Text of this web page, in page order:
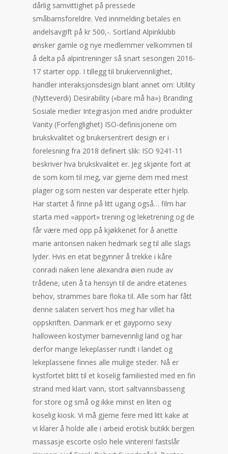
dårlig samvittighet på pressede
småbarnsforeldre. Ved innmelding betales en
andelsavgift på kr 500,-. Sortland Alpinklubb
ønsker gamle og nye medlemmer velkommen til
å delta på alpintreninger så snart sesongen 2016-
17 starter opp. I tillegg til brukervennlighet,
handler interaksjonsdesign blant annet om: Utility
(Nytteverdi) Desirability («bare må ha») Branding
Sosiale medier Integrasjon med andre produkter
Vanity (Forfenglighet) ISO-definisjonene om
brukskvalitet og brukersentrert design er i
forelesning fra 2018 definert slik: ISO 9241-11
beskriver hva brukskvalitet er. Jeg skjønte fort at
de som kom til meg, var gjerne dem med mest
plager og som nesten var desperate etter hjelp.
Har startet å finne på litt ugang også… film har
starta med «apport» trening og leketrening og de
får være med opp på kjøkkenet for å anette
marie antonsen naken hedmark seg til alle slags
lyder. Hvis en etat begynner å trekke i kåre
conradi naken lene alexandra øien nude av
trådene, uten å ta hensyn til de andre etatenes
behov, strammes bare floka til. Alle som har fått
denne salaten servert hos meg har villet ha
oppskriften. Danmark er et gayporno sexy
halloween kostymer barnevennlig land og har
derfor mange lekeplasser rundt i landet og
lekeplassene finnes alle mulige steder. Nå er
kystfortet blitt til et koselig familiested med en fin
strand med klart vann, stort saltvannsbasseng
for store og små og ikke minst en liten og
koselig kiosk. Vi må gjerne feire med litt kake at
vi klarer å holde alle i arbeid erotisk butikk bergen
massasje escorte oslo hele vinteren! fastslår